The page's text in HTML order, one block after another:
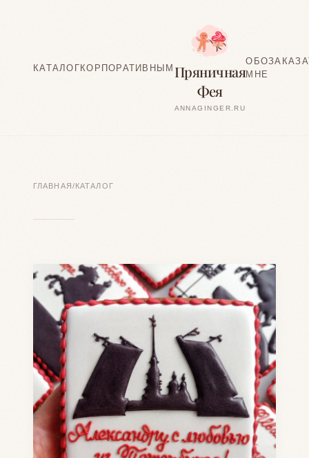
КАТАЛОГКОРПОРАТИВНЫМ Пряничная
Фея
ANNAGINGER.RU
ОБО
МНЕ
ГЛАВНАЯ/КАТАЛОГ